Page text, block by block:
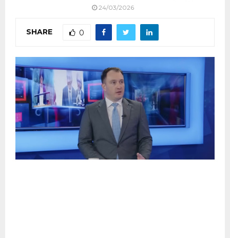
24/03/2026
SHARE 0